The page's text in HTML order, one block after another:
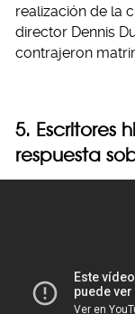
realización de la
director Dennis
contrajeron
5. Escritores
respuesta